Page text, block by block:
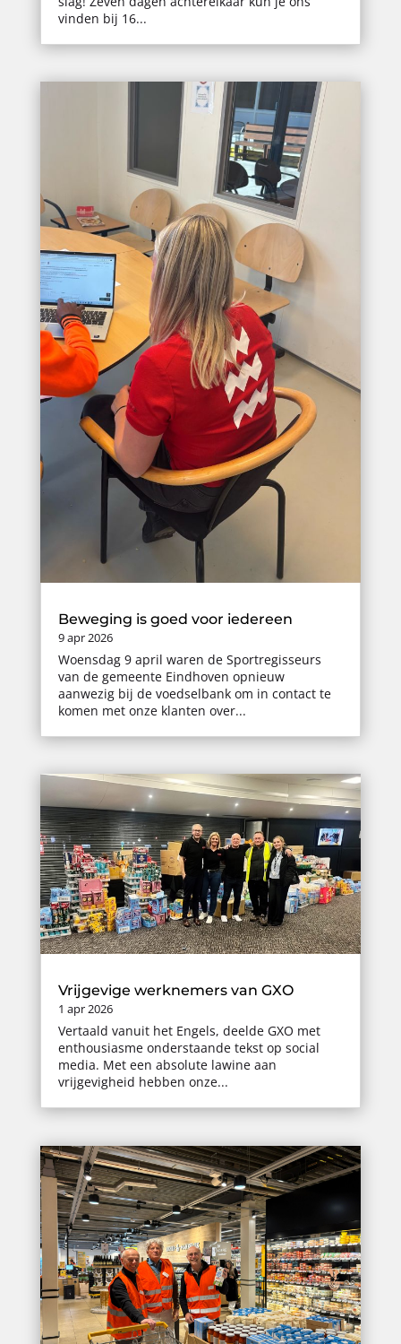
vinden bij 16...
Beweging is goed voor iedereen
9 apr 2026
Woensdag 9 april waren de Sportregisseurs
van de gemeente Eindhoven opnieuw
aanwezig bij de voedselbank om in contact te
komen met onze klanten over...
Vrijgevige werknemers van GXO
1 apr 2026
Vertaald vanuit het Engels, deelde GXO met
enthousiasme onderstaande tekst op social
media. Met een absolute lawine aan
vrijgevigheid hebben onze...